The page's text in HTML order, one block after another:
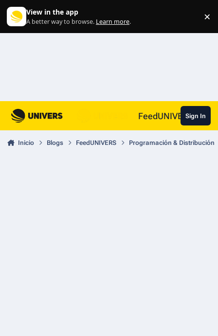
View in the app
A better way to browse. Learn more. ×
FeedUNIVERSSign In
Inicio Blogs FeedUNIVERS Programación & Distribución